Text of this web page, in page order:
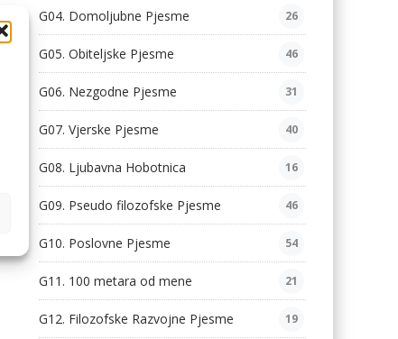
G04. Domoljubne Pjesme 26
G05. Obiteljske Pjesme 46
G06. Nezgodne Pjesme 31
G07. Vjerske Pjesme 40
G08. Ljubavna Hobotnica 16
G09. Pseudo filozofske Pjesme 46
G10. Poslovne Pjesme 54
G11. 100 metara od mene 21
G12. Filozofske Razvojne Pjesme 19